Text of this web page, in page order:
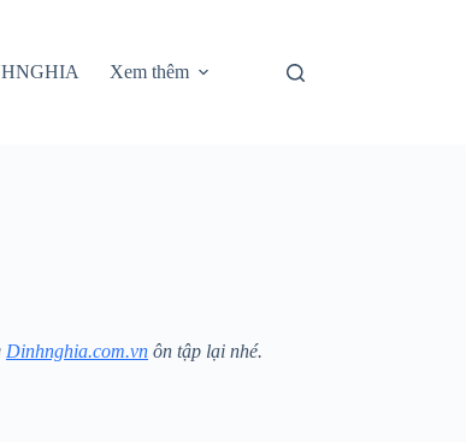
Xem thêm
Dinhnghia.com.vn ôn tập lại nhé.